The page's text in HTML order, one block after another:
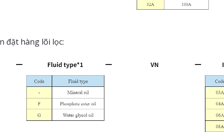
đặt hàng lõi lọc: